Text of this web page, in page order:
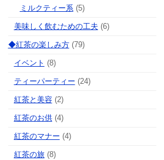
ミルクティー系 (5)
美味しく飲むための工夫 (6)
◆紅茶の楽しみ方(79)
イベント (8)
ティーパーティー (24)
紅茶と美容(2)
紅茶のお供(4)
紅茶のマナー (4)
紅茶の旅(8)